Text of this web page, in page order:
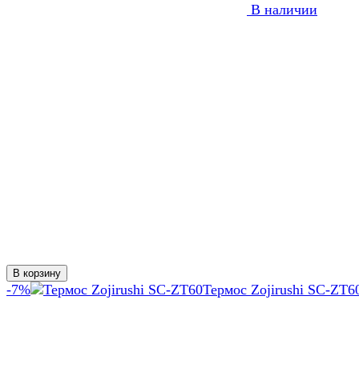
В наличии
В корзину
-7% Термос Zojirushi SC-